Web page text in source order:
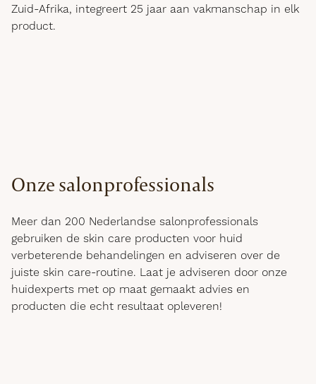
Zuid-Afrika, integreert 25 jaar aan vakmanschap in elk
product.
Onze salonprofessionals
Meer dan 200 Nederlandse salonprofessionals
gebruiken de skin care producten voor huid
verbeterende behandelingen en adviseren over de
juiste skin care-routine. Laat je adviseren door onze
huidexperts met op maat gemaakt advies en
producten die echt resultaat opleveren!